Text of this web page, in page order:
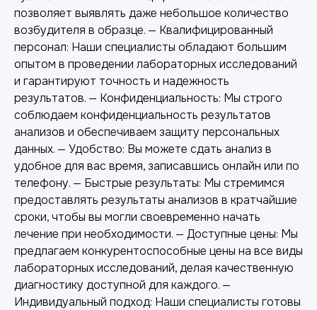
позволяет выявлять даже небольшое количество
возбудителя в образце. — Квалифицированный
персонал: Наши специалисты обладают большим
опытом в проведении лабораторных исследований
и гарантируют точность и надежность
результатов. — Конфиденциальность: Мы строго
соблюдаем конфиденциальность результатов
анализов и обеспечиваем защиту персональных
данных. — Удобство: Вы можете сдать анализ в
удобное для вас время, записавшись онлайн или по
телефону. — Быстрые результаты: Мы стремимся
предоставлять результаты анализов в кратчайшие
сроки, чтобы вы могли своевременно начать
лечение при необходимости. — Доступные цены: Мы
предлагаем конкурентоспособные цены на все виды
лабораторных исследований, делая качественную
диагностику доступной для каждого. —
Индивидуальный подход: Наши специалисты готовы
Другие наши услуги